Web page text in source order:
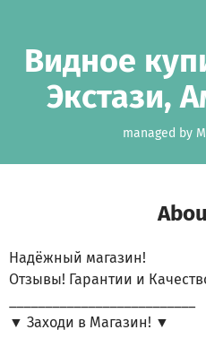
Видное
Экстази,
managed by
Надёжный магазин!
Отзывы! Гарантии и
▼ Заходи в Магазин! ▼